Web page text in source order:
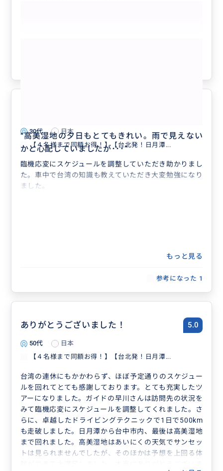
“高美湿地の夕日もとてもきれい。雨で見えない
かと心配していましたが･･･”
30代
日本
【４名様まで同額お得！】【台北発！日月潭...
臨機応変にスケジュールを調整していただき助かりまし
た。車中で台湾の知識も教えていただき大変勉強になり
ました。
もっと見る
参考になった 1
ありがとうございました！ 5.0
50代
日本
【４名様まで同額お得！】【台北発！日月潭...
台湾の連休にもかかわらず、ほぼ予定通りのスケジュー
ルを回れてとても感謝しております。とても充実したツ
アーになりました。ガイドの早川さんは訪問先の状況を
みて臨機応変にスケジュールを調整してくれました。さ
らに、卓越したドライビングテクニックで1日で500km
も走破しました。日月潭から台中市内、最後は高美湿地
まで回れました。高美湿地はあいにくの天気でサンセッ
トは見られませんでしたが、そのほかは予想を上回る体